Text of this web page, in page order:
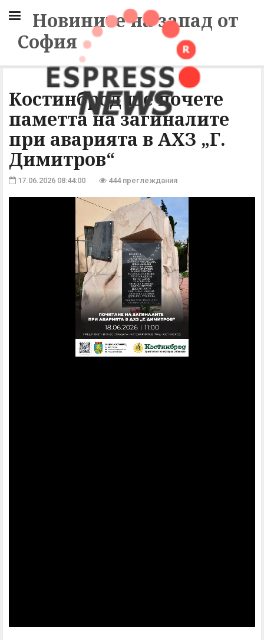
Новините на запад от
София
Костинброд ще почете
паметта на загиналите
при аварията в АХЗ „Г.
Димитров“
17.06.2026 08:44:00 444 преглеждания